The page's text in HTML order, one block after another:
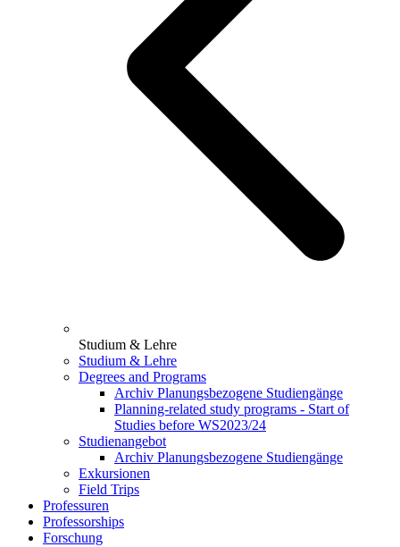
Studium & Lehre
Studium & Lehre
Degrees and Programs
Archiv Planungsbezogene Studiengänge
Planning-related study programs - Start of
Studies before WS2023/24
Studienangebot
Archiv Planungsbezogene Studiengänge
Exkursionen
Field Trips
Professuren
Professorships
Forschung